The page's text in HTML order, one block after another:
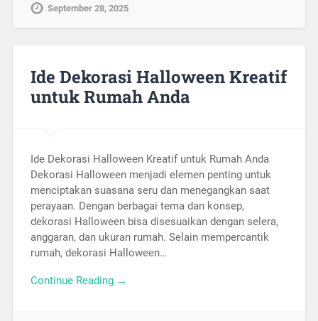
September 28, 2025
Ide Dekorasi Halloween Kreatif
untuk Rumah Anda
Ide Dekorasi Halloween Kreatif untuk Rumah Anda
Dekorasi Halloween menjadi elemen penting untuk
menciptakan suasana seru dan menegangkan saat
perayaan. Dengan berbagai tema dan konsep,
dekorasi Halloween bisa disesuaikan dengan selera,
anggaran, dan ukuran rumah. Selain mempercantik
rumah, dekorasi Halloween…
Continue Reading →